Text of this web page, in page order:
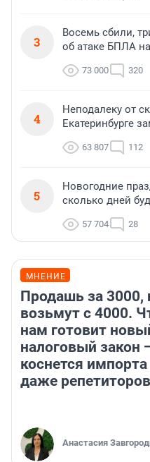
3
Восемь сбили,
об атаке БПЛА на
73 000 320
4
Неподалеку от
Екатеринбурге
63 807 112
5
Новогодние
сколько дней
57 704 28
МНЕНИЕ
Продашь за 3000,
возьмут с 4000.
нам готовит
налоговый закон
коснется импорта
даже репетиторов
Анастасия